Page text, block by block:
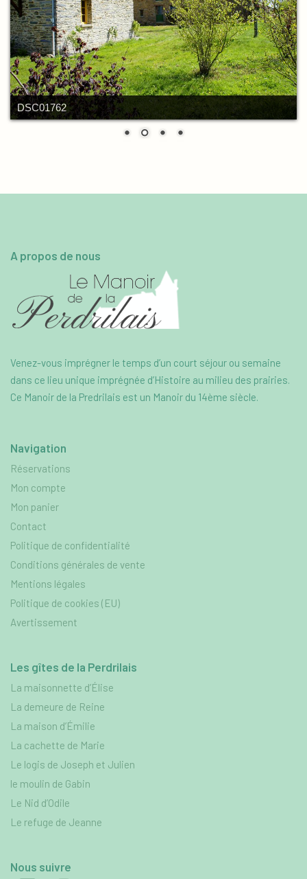
DSC01762
A propos de nous
Venez-vous imprégner le temps d’un court séjour ou semaine
dans ce lieu unique imprégnée d’Histoire au milieu des prairies.
Ce Manoir de la Predrilais est un Manoir du 14ème siècle.
Navigation
Réservations
Mon compte
Mon panier
Contact
Politique de confidentialité
Conditions générales de vente
Mentions légales
Politique de cookies (EU)
Avertissement
Les gîtes de la Perdrilais
La maisonnette d’Élise
La demeure de Reine
La maison d’Émilie
La cachette de Marie
Le logis de Joseph et Julien
le moulin de Gabin
Le Nid d’Odile
Le refuge de Jeanne
Nous suivre